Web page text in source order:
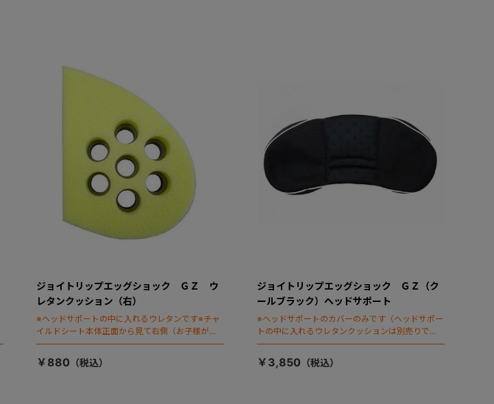
ジョイトリップエッグショック ＧＺ ウ
レタンクッション（右）
※ヘッドサポートの中に入れるウレタンです※チャ
イルドシート本体正面から見て右側（お子様がチ
ャイルドシートに座った状態で左手側となりま
す）
￥880
ジョイトリップエッグショック ＧＺ（ク
ールブラック）ヘッドサポート
※ヘッドサポートのカバーのみです（ヘッドサポー
トの中に入れるウレタンクッションは別売りで
す）
￥3,850